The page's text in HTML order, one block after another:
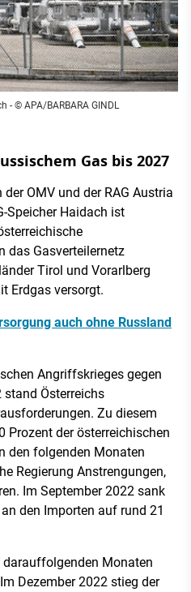
- © APA/BARBARA GINDL
Gas bis 2027
OMV und der RAG Austria
Speicher Haidach ist
das Gasverteilernetz
Tirol und Vorarlberg
Erdgas versorgt.
auch ohne Russland
Angriffskrieges gegen
stand Österreichs
Zu diesem
der österreichischen
den folgenden Monaten
Regierung Anstrengungen,
Im September 2022 sank
den Importen auf rund 21
Monaten
Dezember 2022 stieg der